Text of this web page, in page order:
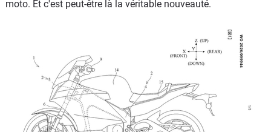
moto. Et c'est peut-être là la véritable nouveauté.